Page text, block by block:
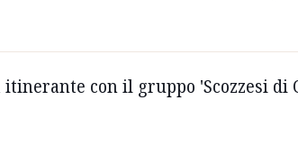
con il gruppo 'Scozzesi